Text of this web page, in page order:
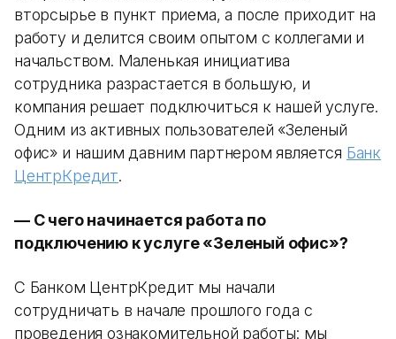
вторсырье в пункт приема, а после приходит на
работу и делится своим опытом с коллегами и
начальством. Маленькая инициатива
сотрудника разрастается в большую, и
компания решает подключиться к нашей услуге.
Одним из активных пользователей «Зеленый
офис» и нашим давним партнером является Банк
ЦентрКредит.
— С чего начинается работа по
подключению к услуге «Зеленый офис»?
С Банком ЦентрКредит мы начали
сотрудничать в начале прошлого года с
проведения ознакомительной работы: мы